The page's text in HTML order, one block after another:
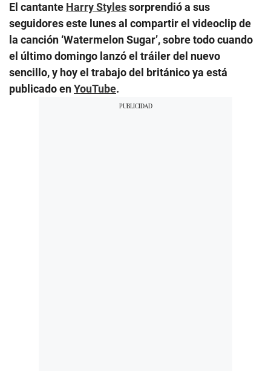
El cantante Harry Stylessorprendió a sus
seguidores este lunes al compartir el videoclip de
la canción ‘Watermelon Sugar’, sobre todo cuando
el último domingo lanzó el tráiler del nuevo
sencillo, y hoy el trabajo del británico ya está
publicado enYouTube.